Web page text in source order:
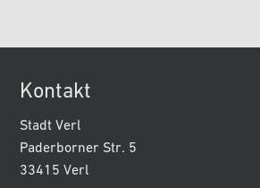
Kontakt
Stadt Verl
Paderborner Str. 5
33415 Verl